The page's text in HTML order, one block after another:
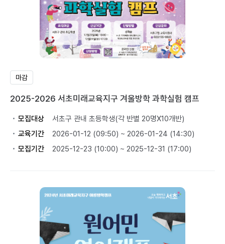
마감
2025-2026 서초미래교육지구 겨울방학 과학실험 캠프
모집대상
서초구 관내 초등학생(각 반별 20명X10개반)
교육기간
2026-01-12 (09:50) ~ 2026-01-24 (14:30)
모집기간
2025-12-23 (10:00) ~ 2025-12-31 (17:00)